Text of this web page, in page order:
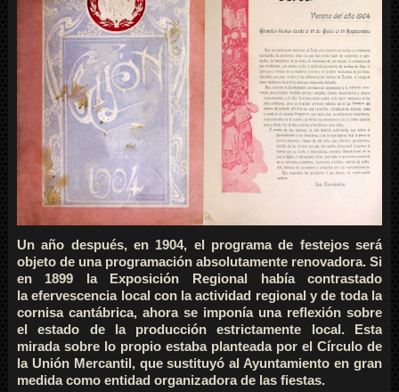
Un año después, en 1904, el programa de festejos será
objeto de una programación absolutamente renovadora. Si
en 1899 la Exposición Regional había contrastado
laefervescencia local con la actividad regional y de toda la
cornisa cantábrica, ahora se imponía una reflexión sobre
el estado de la producción estrictamente local. Esta
mirada sobre lo propio estaba planteada por el Círculo de
la Unión Mercantil, que sustituyó al Ayuntamiento en gran
medida como entidad organizadora de las fiestas.